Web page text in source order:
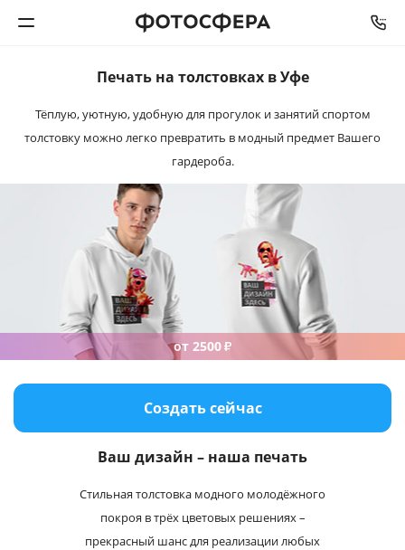
Фотокниги
Календари
Интерьерная печать
Фотоподарки
Багетная мастерская
Полиграфия
Услуги и сервис
Печать на толстовкахв Уфе
Тёплую, уютную, удобную для прогулок и занятий спортом
толстовку можно легко превратить в модный предмет Вашего
гардероба.
Создать сейчас
от 2500₽
Ваш дизайн – наша печать
Стильная толстовка модного молодёжного
покроя в трёх цветовых решениях –
прекрасный шанс для реализации любых